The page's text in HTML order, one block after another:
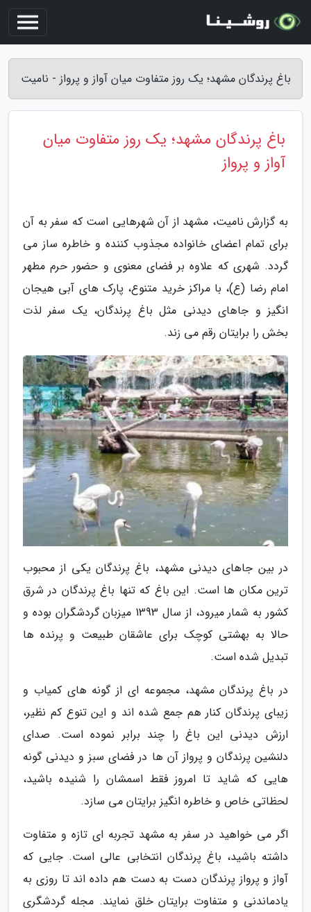
باغ پرندگان مشهد؛ یک روز متفاوت میان آواز و پرواز - نامیت
باغ پرندگان مشهد؛ یک روز متفاوت میان
آواز و پرواز
به گزارش نامیت، مشهد از آن شهرهایی است که سفر به آن
برای تمام اعضای خانواده مجذوب کننده و خاطره ساز می
گردد. شهری که علاوه بر فضای معنوی و حضور حرم مطهر
امام رضا (ع)، با مراکز خرید متنوع، پارک های آبی هیجان
انگیز و جاهای دیدنی مثل باغ پرندگان، یک سفر لذت
بخش را برایتان رقم می زند.
در بین جاهای دیدنی مشهد، باغ پرندگان یکی از محبوب
ترین مکان ها است. این باغ که تنها باغ پرندگان در شرق
کشور به شمار میرود، از سال 1393 میزبان گردشگران بوده و
حالا به بهشتی کوچک برای عاشقان طبیعت و پرنده ها
تبدیل شده است.
در باغ پرندگان مشهد، مجموعه ای از گونه های کمیاب و
زیبای پرندگان کنار هم جمع شده اند و این تنوع کم نظیر،
ارزش دیدنی این باغ را چند برابر نموده است. صدای
دلنشین پرندگان و پرواز آن ها در فضای سبز و دیدنی گونه
هایی که شاید تا امروز فقط اسمشان را شنیده باشید،
لحظاتی خاص و خاطره انگیز برایتان می سازد.
اگر می خواهید در سفر به مشهد تجربه ای تازه و متفاوت
داشته باشید، باغ پرندگان انتخابی عالی است. جایی که
آواز و پرواز پرندگان دست به دست هم داده اند تا روزی به
یادماندنی و متفاوت برایتان خلق نمایند. مجله گردشگری